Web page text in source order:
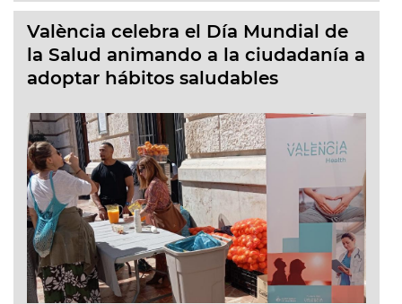
València celebra el Día Mundial de
la Salud animando a la ciudadanía a
adoptar hábitos saludables